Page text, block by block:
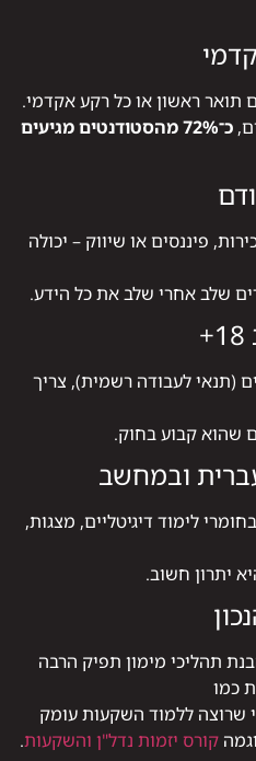
תואר ראשון או כל רקע אקדמי.
כ־72% מהסטודנטים מגיעים
פיננסים או שיווק – יכולה
שלב אחרי שלב את כל הידע.
(תנאי לעבודה רשמית), צריך
שהוא קבוע בחוק.
לימוד דיגיטליים, מצגות,
יתרון חשוב.
תהליכי מימון תפיק הרבה
כמו
שרוצה ללמוד השקעות עומק
קורס יזמות נדל"ן והשקעות.